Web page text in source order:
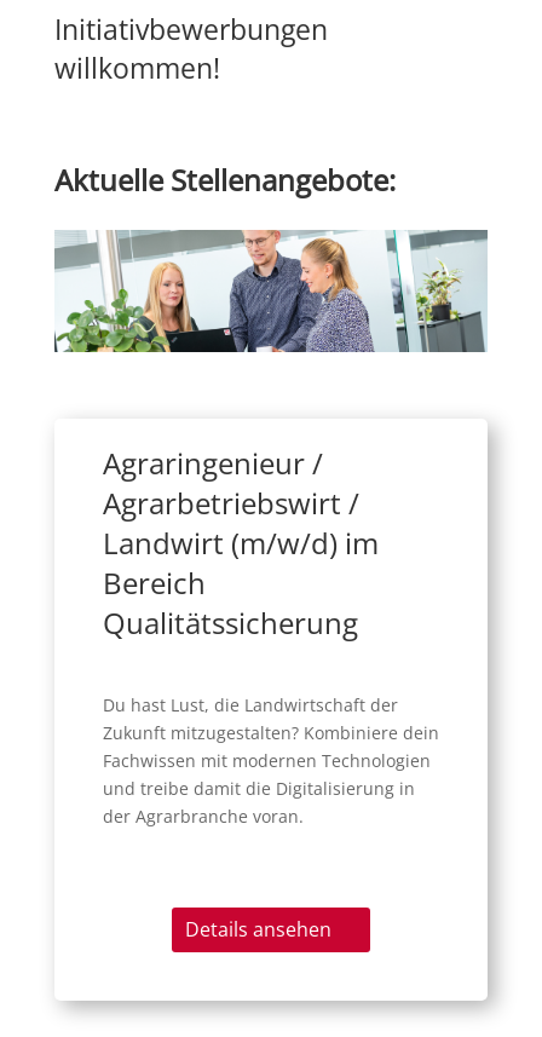
Initiativbewerbungen
willkommen!
Aktuelle Stellenangebote:
Agraringenieur /
Agrarbetriebswirt /
Landwirt (m/w/d) im
Bereich
Qualitätssicherung
Du hast Lust, die Landwirtschaft der
Zukunft mitzugestalten? Kombiniere dein
Fachwissen mit modernen Technologien
und treibe damit die Digitalisierung in
der Agrarbranche voran.​
Details ansehen